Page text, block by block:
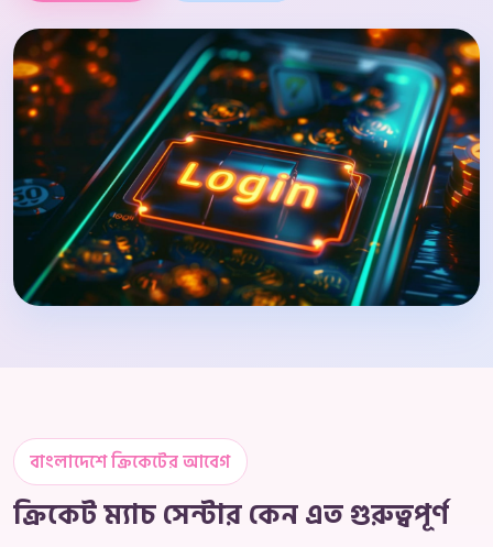
বাংলাদেশে ক্রিকেটের আবেগ
ক্রিকেট ম্যাচ সেন্টার কেন এত গুরুত্বপূর্ণ